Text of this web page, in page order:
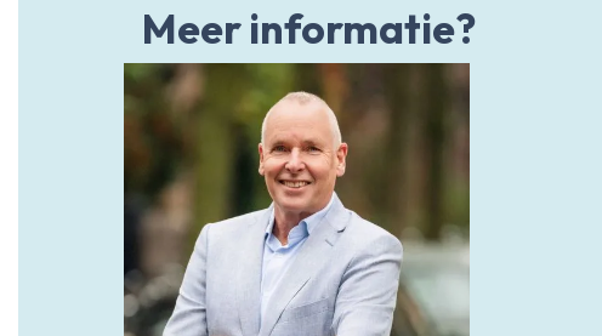
Meer informatie?